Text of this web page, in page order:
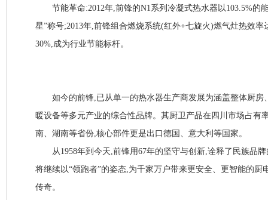
节能革命:2012年,前锋的N1系列冷凝式热水器以103.5%的
星”称号;2013年,前锋组合燃烧系统(红外+七旋火)燃气灶热效率
30%,成为行业节能标杆。
如今的前锋,已从单一的热水器生产商发展为涵盖整体厨房
暖设备等多元产业的综合性品牌。其厨卫产品在四川市场占有
南、湖南等省份,核心部件更是出口德国、意大利等国家。
从1958年到今天,前锋用67年的坚守与创新,诠释了民族品牌
将继续以“领跑者”的姿态,为千家万户带来更安全、更智能的厨
传奇。